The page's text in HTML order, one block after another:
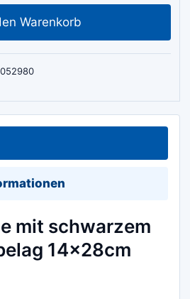
Warenkorb
mit schwarzem
14x28cm